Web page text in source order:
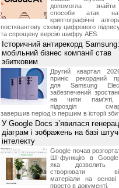
допомогла
способи атак
криптографічні
постквантову схему цифрового
та спрощену версію шифру AES.
Історичний антирекорд Samsung:
мобільний бізнес компанії став
збитковим
Другий квартал
приніс рекордний
для Samsung
забезпечений
на чипи пам'яті,
підрозділ
завершив період із першим в історії
У Google Docs з’явилася
діаграм і зображень на базі
інтелекту
Google почав
ШІ-функцію в
яка дозволить
створювати
матеріали на основі
просто в документі.